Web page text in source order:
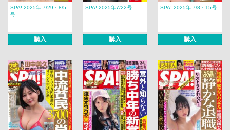
SPA! 2025年 7/29・8/5
号
購入
SPA! 2025年7/22号
購入
SPA! 2025年 7/8・15号
購入